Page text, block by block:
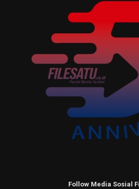
Follow Media Sosial